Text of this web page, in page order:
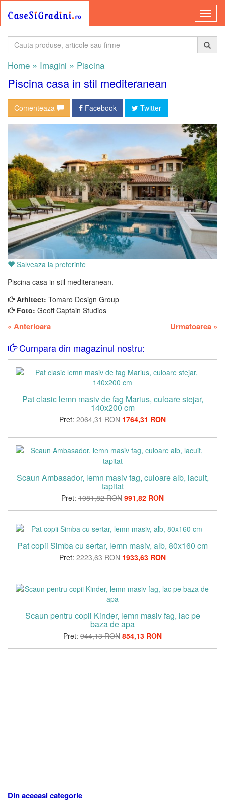
Home » Imagini » Piscina
Piscina casa in stil mediteranean
Comenteaza Facebook Twitter
Salveaza la preferinte
Piscina casa in stil mediteranean.
Arhitect: Tomaro Design Group
Foto: Geoff Captain Studios
« Anterioara Urmatoarea »
Cumpara din magazinul nostru:
Pat clasic lemn masiv de fag Marius, culoare stejar,
140x200 cm
Pret: 2064,31 RON 1764,31 RON
Scaun Ambasador, lemn masiv fag, culoare alb, lacuit,
tapitat
Pret: 1081,82 RON 991,82 RON
Pat copii Simba cu sertar, lemn masiv, alb, 80x160 cm
Pret: 2223,63 RON 1933,63 RON
Scaun pentru copii Kinder, lemn masiv fag, lac pe
baza de apa
Pret: 944,13 RON 854,13 RON
Din aceeasi categorie